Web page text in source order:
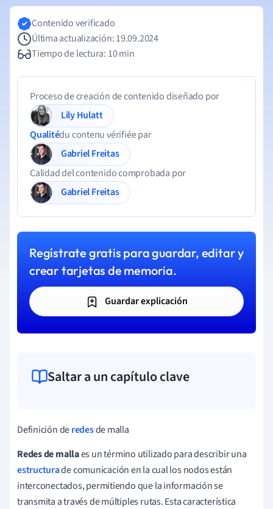
Contenido verificado
Última actualización: 19.09.2024
Tiempo de lectura: 10 min
Proceso de creación de contenido diseñado por
Lily Hulatt
Qualitédu contenu vérifiée par
Gabriel Freitas
Calidad del contenido comprobada por
Gabriel Freitas
Regístrate gratis para guardar, editar y
crear tarjetas de memoria.
Guardar explicación
Saltar a un capítulo clave
Definición deredesde malla
Redes de mallaes un término utilizado para describir una
estructurade comunicación en la cual los nodos están
interconectados, permitiendo que la información se
transmita a través de múltiples rutas. Esta característica